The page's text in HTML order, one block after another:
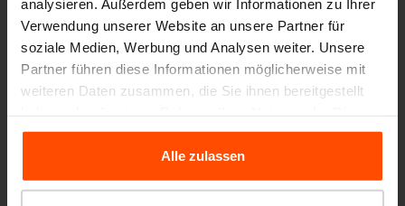
analysieren. Außerdem geben wir Informationen zu Ihrer
Verwendung unserer Website an unsere Partner für
soziale Medien, Werbung und Analysen weiter. Unsere
Partner führen diese Informationen möglicherweise mit
weiteren Daten zusammen, die Sie ihnen bereitgestellt
gesammelt haben.
Für weitere Informationen besuchen Sie bitte Principles
Alle zulassen
Seattle – Popup park